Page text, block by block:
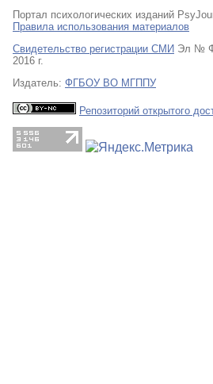
Портал психологических изданий
Правила использования материалов
Свидетельство регистрации СМИ Эл №
2016 г.
Издатель: ФГБОУ ВО МГППУ
Репозиторий открытого